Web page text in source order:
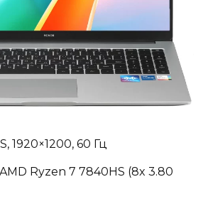
1920×1200, 60 Гц
Ryzen 7 7840HS (8x 3.80